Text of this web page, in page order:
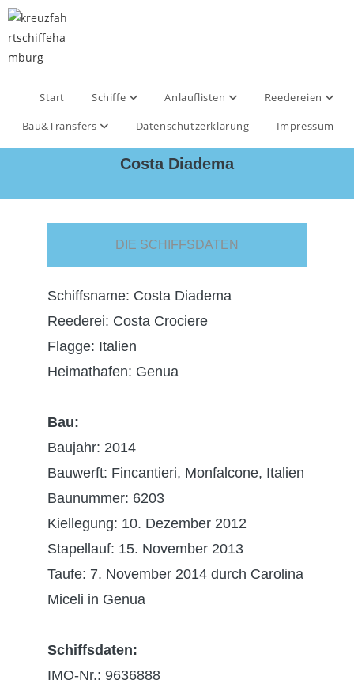
Start Schiffe Anlauflisten
Reedereien
Bau&Transfers
Datenschutzerklärung Impressum
Costa Diadema
DIE SCHIFFSDATEN
Schiffsname: Costa Diadema
Reederei: Costa Crociere
Flagge: Italien
Heimathafen: Genua
Bau:
Baujahr: 2014
Bauwerft: Fincantieri, Monfalcone, Italien
Baunummer: 6203
Kiellegung: 10. Dezember 2012
Stapellauf: 15. November 2013
Taufe: 7. November 2014 durch Carolina
Miceli in Genua
Schiffsdaten:
IMO-Nr.: 9636888